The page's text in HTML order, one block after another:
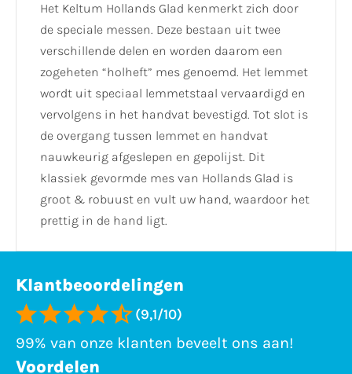
Het Keltum Hollands Glad kenmerkt zich door
de speciale messen. Deze bestaan uit twee
verschillende delen en worden daarom een
zogeheten “holheft” mes genoemd. Het lemmet
wordt uit speciaal lemmetstaal vervaardigd en
vervolgens in het handvat bevestigd. Tot slot is
de overgang tussen lemmet en handvat
nauwkeurig afgeslepen en gepolijst. Dit
klassiek gevormde mes van Hollands Glad is
groot & robuust en vult uw hand, waardoor het
prettig in de hand ligt.
Klantbeoordelingen
(9,1/10)
99% van onze klanten beveelt ons aan!
Voordelen